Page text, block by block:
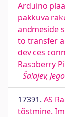
Arduino
pakkuva
andmeside
to transfer
devices
Raspberry
Šalajev,
17391. AS
tõstmine.